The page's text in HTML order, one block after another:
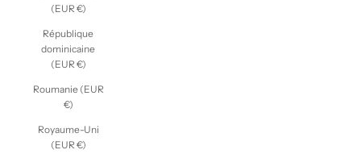
(EUR €)
République
dominicaine
(EUR €)
Roumanie (EUR
€)
Royaume-Uni
(EUR €)